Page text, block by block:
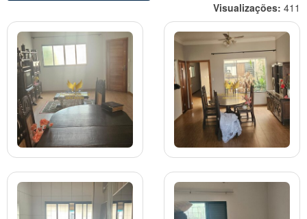
Visualizações: 411